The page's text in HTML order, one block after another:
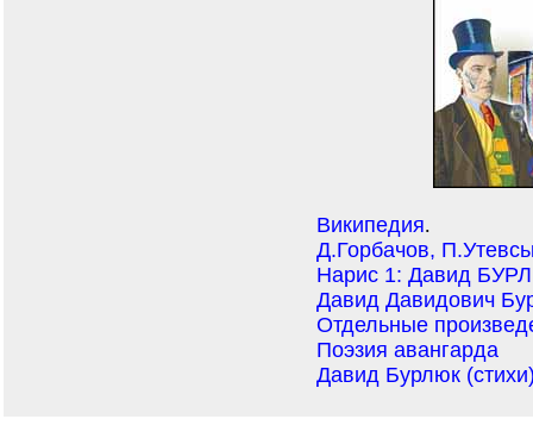
Википедия.
Д.Горбачов,
Нарис 1: Давид
Давид Давидович
Отдельные
Поэзия авангарда
Давид Бурлюк